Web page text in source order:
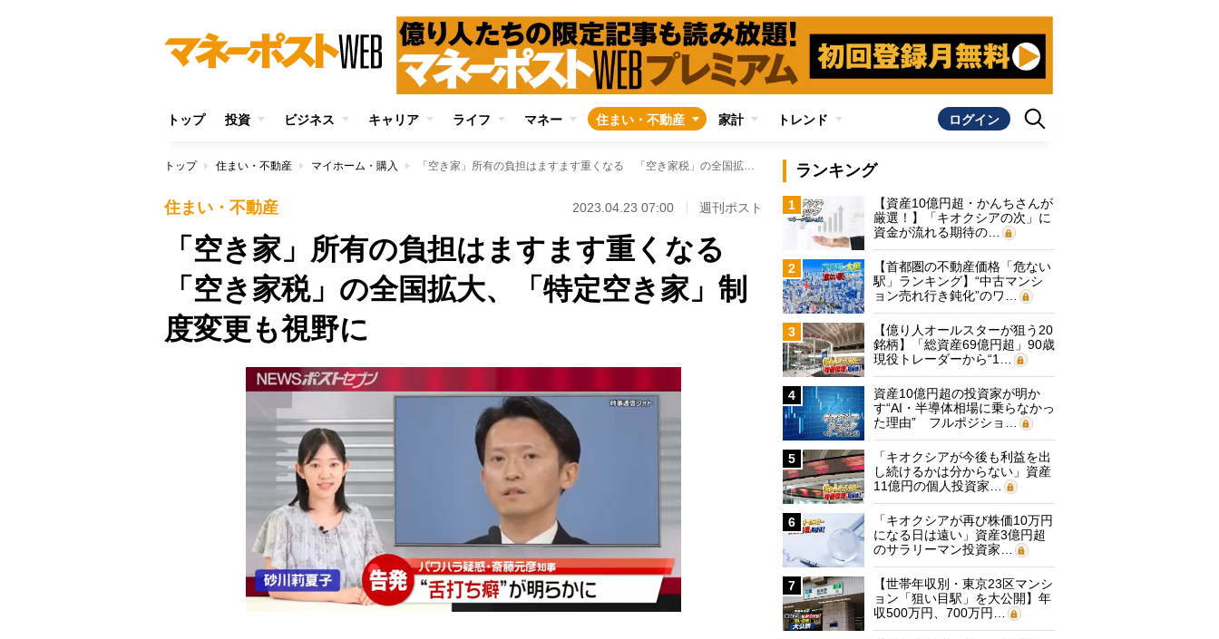
トップ 投資 ビジネス キャリア ライフ マネー 住まい・不動産 家計 トレンド ログイン
トップ 住まい・不動産 マイホーム・購入 「空き家」所有の負担はますます重くなる 「空き家税」の全国拡大、「特定空き家」制度変更も視野に
住まい・不動産 2023.04.23 07:00 週刊ポスト
「空き家」所有の負担はますます重くなる
「空き家税」の全国拡大、「特定空き家」制
度変更も視野に
ランキング
1
【資産10億円超・かんちさんが
厳選！】「キオクシアの次」に
資金が流れる期待の…
2
【首都圏の不動産価格「危ない
駅」ランキング】“中古マンシ
ョン売れ行き鈍化”のワ…
3
【億り人オールスターが狙う20
銘柄】「総資産69億円超」90歳
現役トレーダーから“1…
4
資産10億円超の投資家が明か
す“AI・半導体相場に乗らなかっ
た理由” フルポジショ…
5
「キオクシアが今後も利益を出
し続けるかは分からない」資産
11億円の個人投資家…
6
「キオクシアが再び株価10万円
になる日は遠い」資産3億円超
のサラリーマン投資家…
7
【世帯年収別・東京23区マンシ
ョン「狙い目駅」を大公開】年
収500万円、700万円…